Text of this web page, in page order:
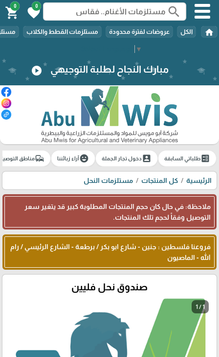
▼
search
0
favorite
0
shopping_cart
home الكل عروضات لفترة محدودة مستلزمات القطط والكلاب
مبارك النجاح لطلبة التوجيهي play_circle
ballotطلباتي السابقة account_boxدخول تجار الجملة emoji_emotionsآراء زبائننا commuteمناطق
الرئيسية كل المنتجات مستلزمات النحل
ملاحظة: في حال كان حجم المنتجات المطلوبة كبير قد يتغير سعر
التوصيل وفقاً لحجم تلك المنتجات.
فروعنا فلسطين : جنين - شارع ابو بكر / برطعة - الشارع الرئيسي / رام
الله - الماصيون
صندوق نحل فليين
1 / 1